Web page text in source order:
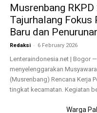
Musrenbang
Tajurhalang Fokus
Baru dan
Redaksi - 6 February 2026
Lenteraindonesia.net | Bogor
menyelenggarakan
(Musrenbang) Rencana Kerja
tingkat kecamatan. Kegiatan
Warga